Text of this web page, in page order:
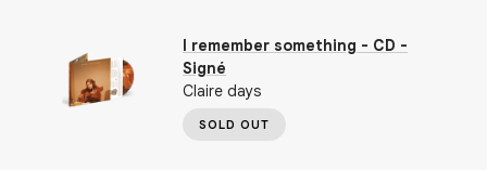
I remember something - CD -
Signé
Claire days
SOLD OUT